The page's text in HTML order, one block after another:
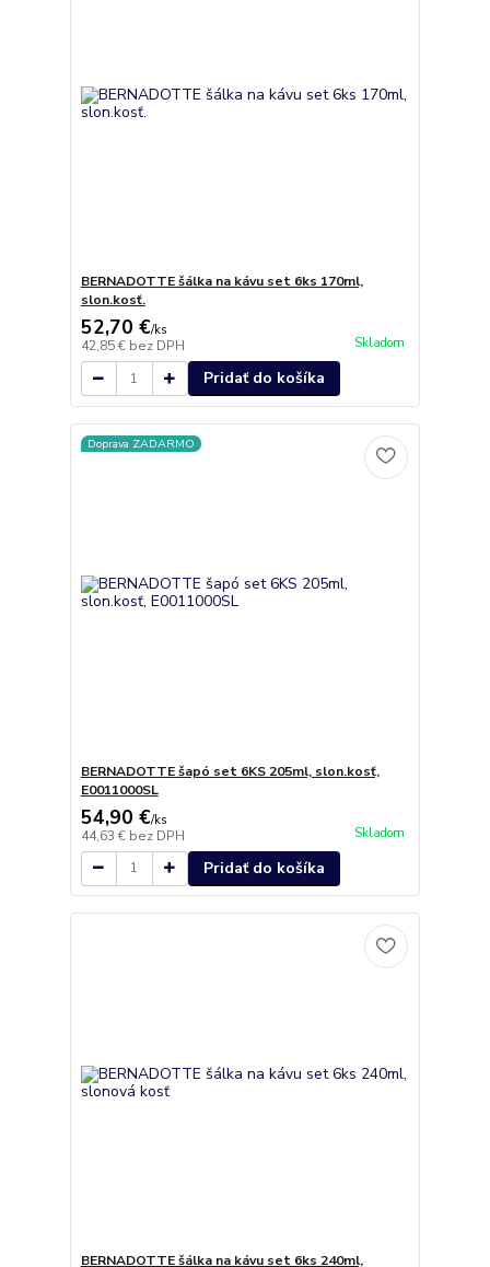
BERNADOTTE šálka na kávu set 6ks 170ml,
slon.kosť.
52,70 €/ks
42,85 € bez DPH Skladom
Pridať do košíka
Doprava ZADARMO
BERNADOTTE šapó set 6KS 205ml, slon.kosť,
E0011000SL
54,90 €/ks
44,63 € bez DPH Skladom
Pridať do košíka
BERNADOTTE šálka na kávu set 6ks 240ml,